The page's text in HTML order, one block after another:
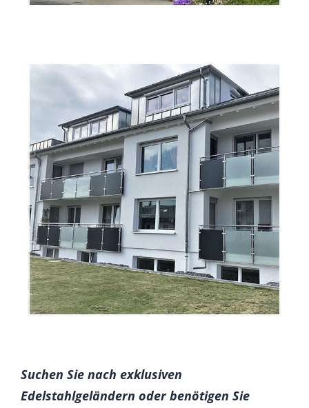
Suchen Sie nach exklusiven
Edelstahlgeländern oder benötigen Sie